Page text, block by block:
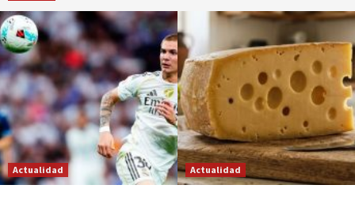
Actualidad Actualidad